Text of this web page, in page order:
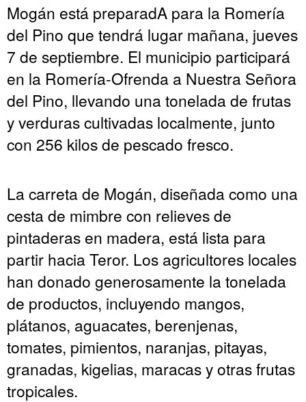
Mogán está preparadA para la Romería
del Pino que tendrá lugar mañana, jueves
7 de septiembre. El municipio participará
en la Romería-Ofrenda a Nuestra Señora
del Pino, llevando una tonelada de frutas
y verduras cultivadas localmente, junto
con 256 kilos de pescado fresco.
La carreta de Mogán, diseñada como una
cesta de mimbre con relieves de
pintaderas en madera, está lista para
partir hacia Teror. Los agricultores locales
han donado generosamente la tonelada
de productos, incluyendo mangos,
plátanos, aguacates, berenjenas,
tomates, pimientos, naranjas, pitayas,
granadas, kigelias, maracas y otras frutas
tropicales.